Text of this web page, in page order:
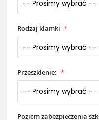
Rodzaj klamki
Przeszklenie:
Poziom zabezpieczenia